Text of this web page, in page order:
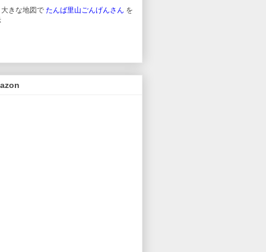
大きな地図で たんば里山ごんげんさん を